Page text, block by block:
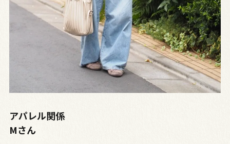
アパレル関係
Mさん